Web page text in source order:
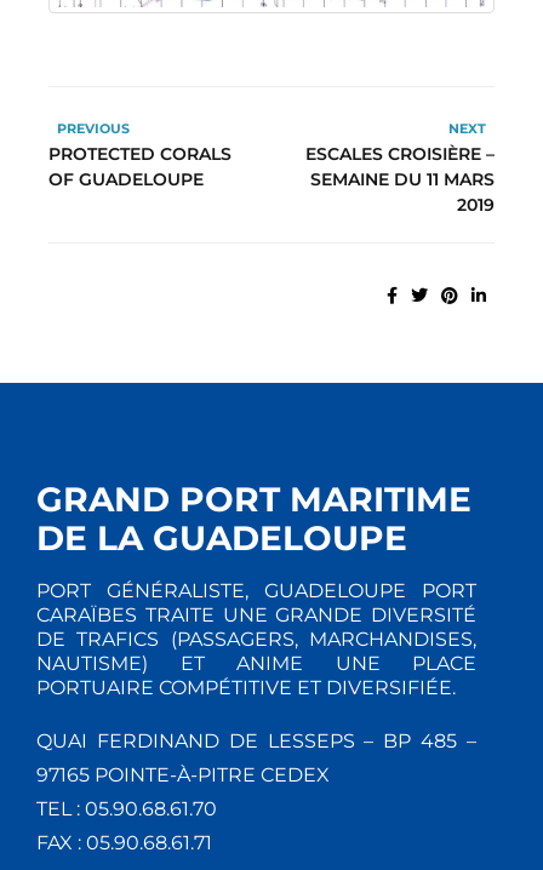
PREVIOUS
PROTECTED CORALS
OF GUADELOUPE
NEXT
ESCALES CROISIÈRE –
SEMAINE DU 11 MARS
2019
GRAND PORT MARITIME
DE LA GUADELOUPE
PORT GÉNÉRALISTE, GUADELOUPE PORT
CARAÏBES TRAITE UNE GRANDE DIVERSITÉ
DE TRAFICS (PASSAGERS, MARCHANDISES,
NAUTISME) ET ANIME UNE PLACE
PORTUAIRE COMPÉTITIVE ET DIVERSIFIÉE.
QUAI FERDINAND DE LESSEPS – BP 485 –
97165 POINTE-À-PITRE CEDEX
TEL : 05.90.68.61.70
FAX : 05.90.68.61.71